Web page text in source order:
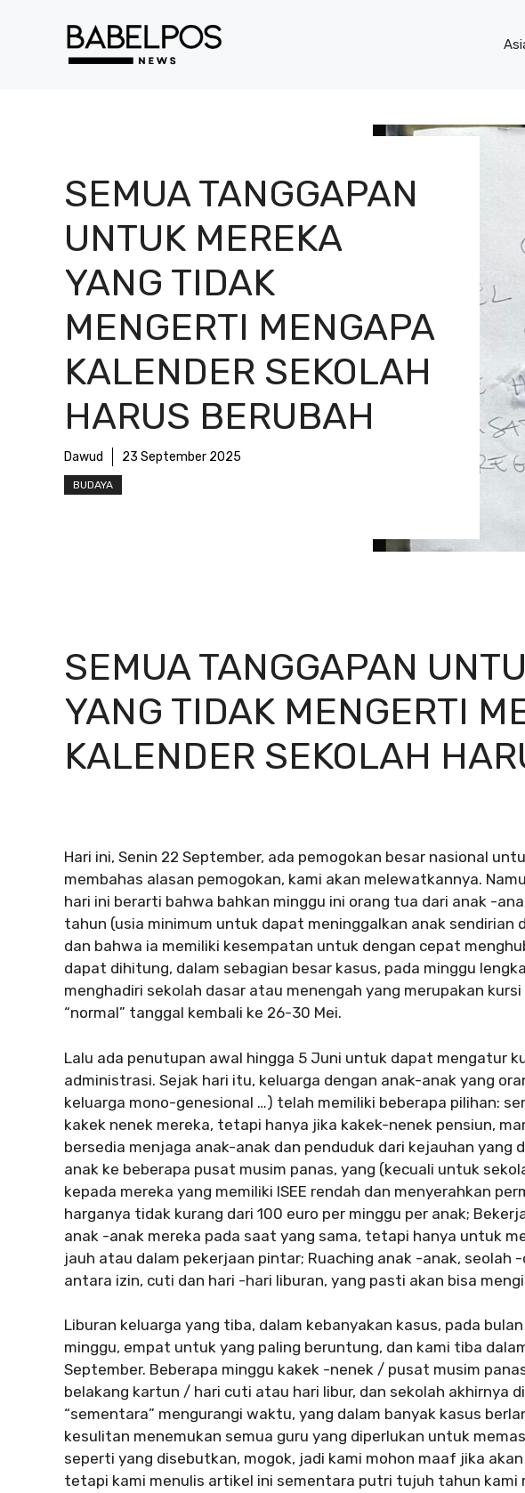
SEMUA TANGGAPAN
UNTUK MEREKA
YANG TIDAK
MENGERTI MENGAPA
KALENDER SEKOLAH
HARUS BERUBAH
Dawud 23 September 2025
BUDAYA
SEMUA TANGGAPAN
YANG TIDAK MENGERTI
KALENDER SEKOLAH
Hari ini, Senin 22 September, ada pemogokan besar nasional
membahas alasan pemogokan, kami akan melewatkannya.
hari ini berarti bahwa bahkan minggu ini orang tua dari anak -
tahun (usia minimum untuk dapat meninggalkan anak sendirian
dan bahwa ia memiliki kesempatan untuk dengan cepat
dapat dihitung, dalam sebagian besar kasus, pada minggu
menghadiri sekolah dasar atau menengah yang merupakan
“normal” tanggal kembali ke 26-30 Mei.
Lalu ada penutupan awal hingga 5 Juni untuk dapat mengatur
administrasi. Sejak hari itu, keluarga dengan anak-anak yang
keluarga mono-genesional …) telah memiliki beberapa pilihan:
kakek nenek mereka, tetapi hanya jika kakek-nenek pensiun,
bersedia menjaga anak-anak dan penduduk dari kejauhan yang
anak ke beberapa pusat musim panas, yang (kecuali untuk
kepada mereka yang memiliki ISEE rendah dan menyerahkan
harganya tidak kurang dari 100 euro per minggu per anak;
anak -anak mereka pada saat yang sama, tetapi hanya untuk
jauh atau dalam pekerjaan pintar; Ruaching anak -anak, seolah
antara izin, cuti dan hari -hari liburan, yang pasti akan bisa
Liburan keluarga yang tiba, dalam kebanyakan kasus, pada
minggu, empat untuk yang paling beruntung, dan kami tiba
September. Beberapa minggu kakek -nenek / pusat musim
belakang kartun / hari cuti atau hari libur, dan sekolah akhirnya
“sementara” mengurangi waktu, yang dalam banyak kasus
kesulitan menemukan semua guru yang diperlukan untuk
seperti yang disebutkan, mogok, jadi kami mohon maaf jika
tetapi kami menulis artikel ini sementara putri tujuh tahun kami